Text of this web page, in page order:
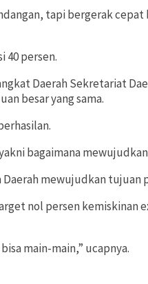
tapi bergerak
40 persen.
Daerah Sekretariat
besar yang sama.
bagaimana
mewujudkan tujuan
nol persen
main-main,” ucapnya.